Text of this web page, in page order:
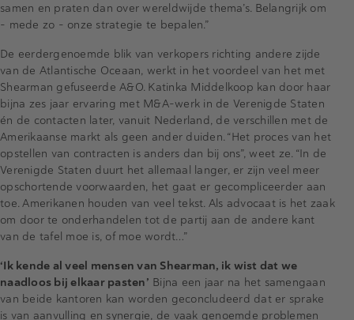
samen en praten dan over wereldwijde thema’s. Belangrijk om
– mede zo – onze strategie te bepalen.”
De eerdergenoemde blik van verkopers richting andere zijde
van de Atlantische Oceaan, werkt in het voordeel van het met
Shearman gefuseerde A&O. Katinka Middelkoop kan door haar
bijna zes jaar ervaring met M&A-werk in de Verenigde Staten
én de contacten later, vanuit Nederland, de verschillen met de
Amerikaanse markt als geen ander duiden. “Het proces van het
opstellen van contracten is anders dan bij ons”, weet ze. “In de
Verenigde Staten duurt het allemaal langer, er zijn veel meer
opschortende voorwaarden, het gaat er gecompliceerder aan
toe. Amerikanen houden van veel tekst. Als advocaat is het zaak
om door te onderhandelen tot de partij aan de andere kant
van de tafel moe is, of moe wordt…”
‘Ik kende al veel mensen van Shearman, ik wist dat we
naadloos bij elkaar pasten’ Bijna een jaar na het samengaan
van beide kantoren kan worden geconcludeerd dat er sprake
is van aanvulling en synergie, de vaak genoemde problemen